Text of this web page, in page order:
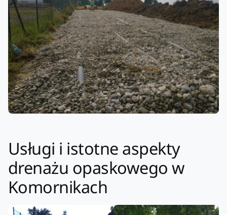
Usługi i istotne aspekty
drenażu opaskowego w
Komornikach